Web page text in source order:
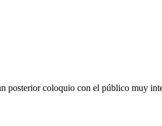
posterior coloquio con el público muy